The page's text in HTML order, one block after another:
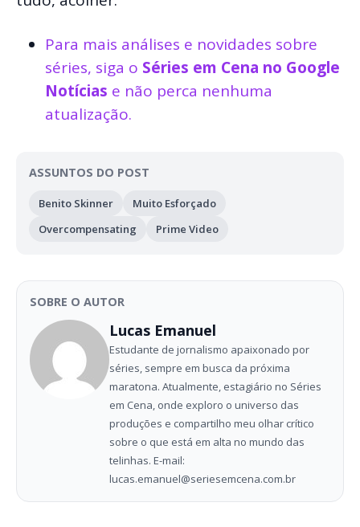
Para mais análises e novidades sobre
séries, siga o Séries em Cena no Google
Notícias e não perca nenhuma
atualização.
ASSUNTOS DO POST
Benito Skinner
Muito Esforçado
Overcompensating
Prime Video
SOBRE O AUTOR
Lucas Emanuel
Estudante de jornalismo apaixonado por
séries, sempre em busca da próxima
maratona. Atualmente, estagiário no Séries
em Cena, onde exploro o universo das
produções e compartilho meu olhar crítico
sobre o que está em alta no mundo das
telinhas. E-mail:
lucas.emanuel@seriesemcena.com.br